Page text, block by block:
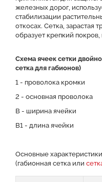
железных дорог,
стабилизации
откосах. Сетка, зарастая
образует крепкий
Схема ячеек сетки
сетка для габионов)
1 - проволока кромки
2 - основная проволока
B - ширина ячейки
B1 - длина ячейки
Основные
(габионная сетка или